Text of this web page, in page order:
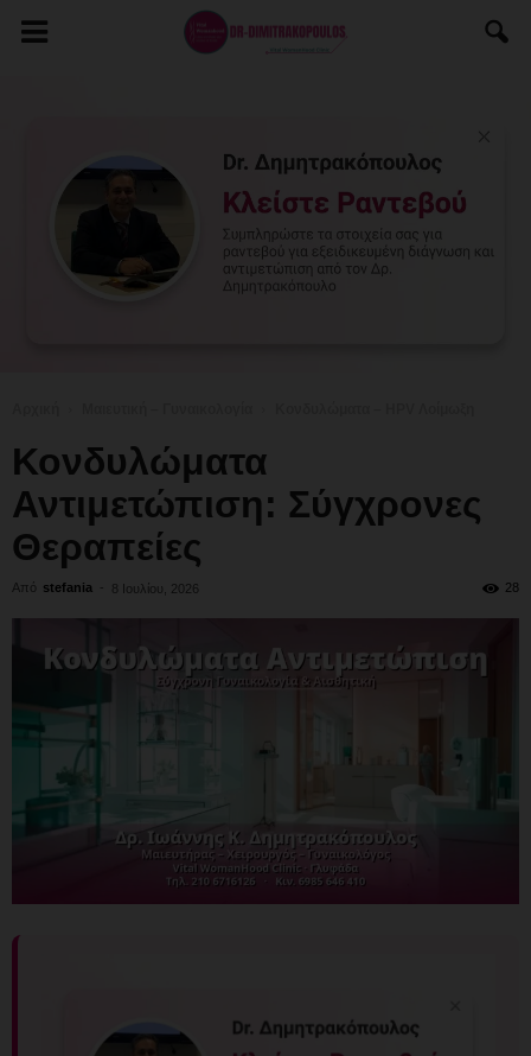
Κονδυλώματα
Αντιμετώπιση: Σύγχρονες
Θεραπείες
Από stefania - 8 Ιουλίου, 2026 28